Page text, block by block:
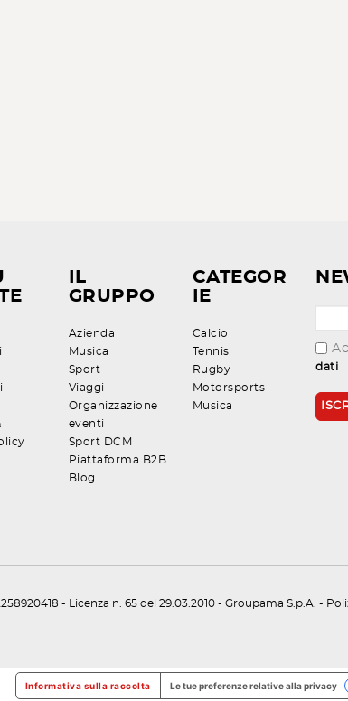
IL
GRUPPO
Azienda
Musica
Sport
Viaggi
Organizzazione
eventi
Sport DCM
Piattaforma B2B
Blog
CATEGOR
IE
Calcio
Tennis
Rugby
Motorsports
Musica
dati
- Licenza n. 65 del 29.03.2010 - Groupama S.p.A. -
Informativa sulla raccolta Le tue preferenze relative alla privacy